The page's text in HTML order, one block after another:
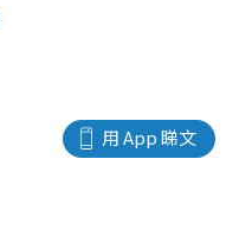
用 App 睇文